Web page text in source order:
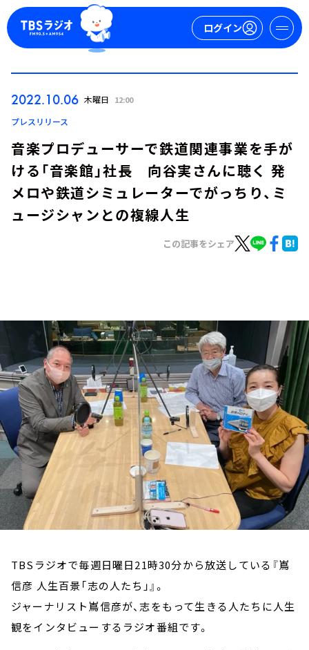
ログイン
お知らせ
イベント・グッズ
YouTube
会社情報
2022.10.06 木曜日 12:00
プレスリリース
音楽プロデューサーで鉄道関連事業を手が
ける「音楽館」社長 向谷実さんに聴く 発
メロや鉄道シミュレーターでがっちり、ミ
ュージシャンとの複線人生
この記事をシェア
TBSラジオで毎週日曜日21時30分から放送している『嶌
信彦 人生百景「志の人たち」』。
ジャーナリスト嶌信彦が、志をもって生きる人たちに人生
観をインタビューするラジオ番組です。